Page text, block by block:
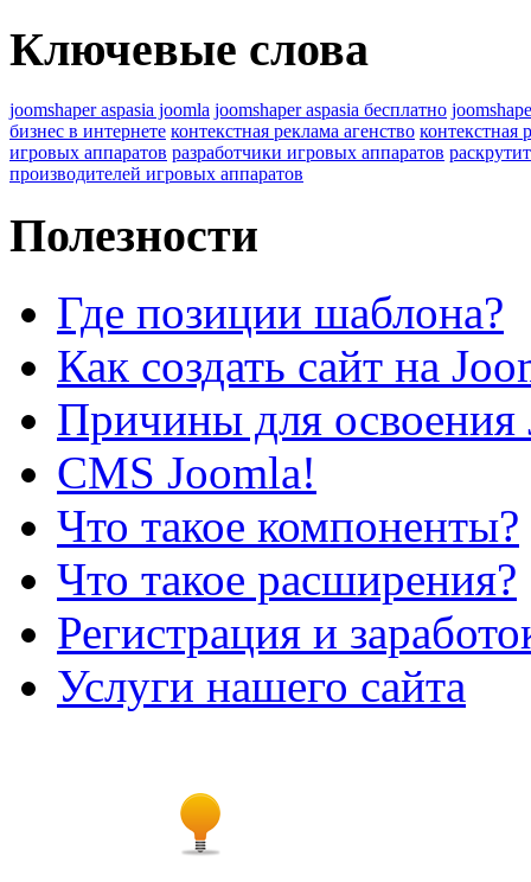
Ключевые слова
joomshaper aspasia joomla joomshaper aspasia бесплатно
бизнес в интернете контекстная реклама агенство контекстная
игровых аппаратов разработчики игровых аппаратов
производителей игровых аппаратов
Полезности
Где позиции шаблона?
Как создать сайт на
Причины для освоения
CMS Joomla!
Что такое компоненты?
Что такое расширения?
Регистрация и
Услуги нашего сайта